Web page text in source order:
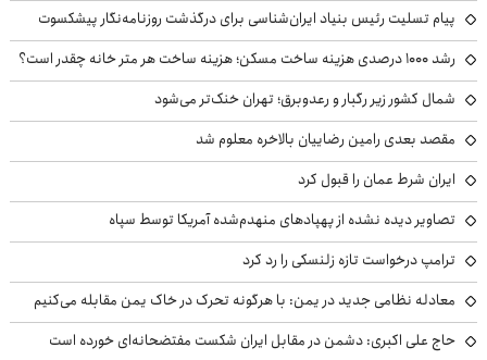
پیام تسلیت رئیس بنیاد ایران‌شناسی برای درگذشت روزنامه‌نگار پیشکسوت
رشد ۱۰۰۰ درصدی هزینه ساخت مسکن؛ هزینه ساخت هر متر خانه چقدر است؟
شمال کشور زیر رگبار و رعدوبرق؛ تهران خنک‌تر می‌شود
مقصد بعدی رامین رضاییان بالاخره معلوم شد
ایران شرط عمان را قبول کرد
تصاویر دیده نشده از پهپادهای منهدم‌شده آمریکا توسط سپاه
ترامپ درخواست تازه زلنسکی را رد کرد
معادله نظامی جدید در یمن: با هرگونه تحرک در خاک یمن مقابله می‌کنیم
حاج علی اکبری: دشمن در مقابل ایران شکست مفتضحانه‌ای خورده است